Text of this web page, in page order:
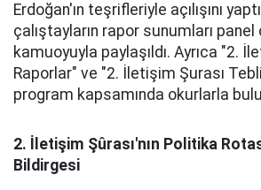
Erdoğan'ın teşrifleriyle açılışını
çalıştayların rapor sunumları panel
kamuoyuyla paylaşıldı. Ayrıca "2.
Raporlar" ve "2. İletişim Şurası
program kapsamında okurlarla
2. İletişim Şûrası'nın Politika
Bildirgesi